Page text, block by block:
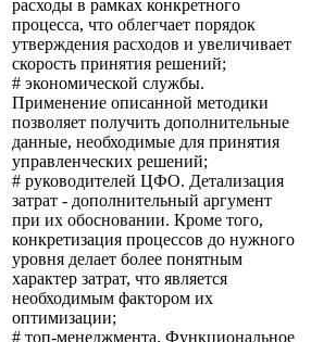
расходы в рамках конкретного
процесса, что облегчает порядок
утверждения расходов и увеличивает
скорость принятия решений;
# экономической службы.
Применение описанной методики
позволяет получить дополнительные
данные, необходимые для принятия
управленческих решений;
# руководителей ЦФО. Детализация
затрат - дополнительный аргумент
при их обосновании. Кроме того,
конкретизация процессов до нужного
уровня делает более понятным
характер затрат, что является
необходимым фактором их
оптимизации;
# топ-менеджмента. Функциональное